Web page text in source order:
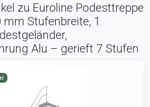
zu Euroline Podesttreppe
mm Stufenbreite, 1
Alu – gerieft 7 Stufen